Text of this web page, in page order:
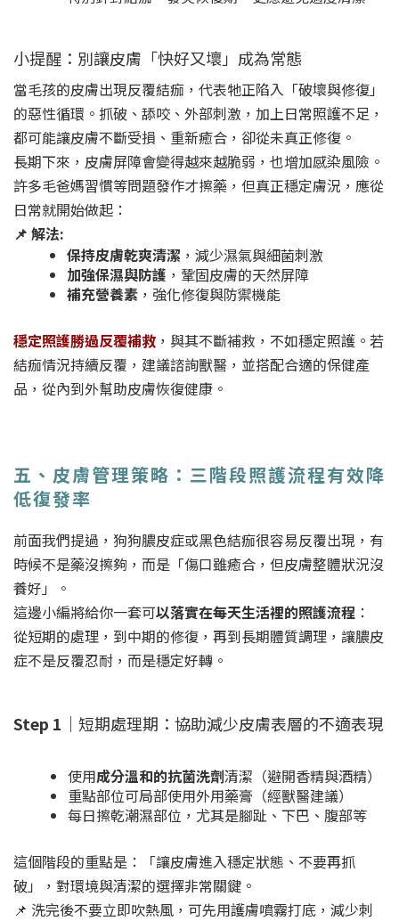
小提醒：別讓皮膚「快好又壞」成為常態
當毛孩的皮膚出現反覆結痂，代表牠正陷入「破壞與修復」
的惡性循環。抓破、舔咬、外部刺激，加上日常照護不足，
都可能讓皮膚不斷受損、重新癒合，卻從未真正修復。
長期下來，皮膚屏障會變得越來越脆弱，也增加感染風險。
許多毛爸媽習慣等問題發作才擦藥，但真正穩定膚況，應從
日常就開始做起：
📌 解法:
保持皮膚乾爽清潔 ，減少濕氣與細菌刺激
加強保濕與防護 ，鞏固皮膚的天然屏障
補充營養素 ，強化修復與防禦機能
穩定照護勝過反覆補救 ，與其不斷補救，不如穩定照護。若
結痂情況持續反覆，建議諮詢獸醫，並搭配合適的保健產
品，從內到外幫助皮膚恢復健康。
五、皮膚管理策略：三階段照護流程有效降
低復發率
前面我們提過，狗狗膿皮症或黑色結痂很容易反覆出現，有
時候不是藥沒擦夠，而是「傷口雖癒合，但皮膚整體狀況沒
養好」。
這邊小編將給你一套可以落實在每天生活裡的照護流程 ：
從短期的處理，到中期的修復，再到長期體質調理，讓膿皮
症不是反覆忍耐，而是穩定好轉。
Step 1｜ 短期處理期：協助減少皮膚表層的不適表現
使用成分溫和的抗菌洗劑清潔（避開香精與酒精）
重點部位可局部使用外用藥膏（經獸醫建議）
每日擦乾潮濕部位，尤其是腳趾、下巴、腹部等
這個階段的重點是：「讓皮膚進入穩定狀態、不要再抓
破」，對環境與清潔的選擇非常關鍵。
📌 洗完後不要立即吹熱風，可先用護膚噴霧打底，減少刺